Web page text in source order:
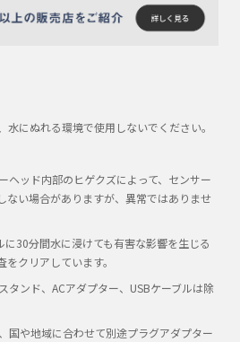
水にぬれる環境で使用しないでください。
ヘッド内部のヒゲクズによって、センサー
ない場合がありますが、異常ではありませ
に30分間水に浸けても有害な影響を生じる
クリアしています。
タンド、ACアダプター、USBケーブルは除
国や地域に合わせて別途プラグアダプター